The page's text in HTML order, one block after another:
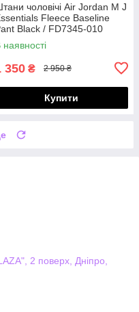
чоловічі Air Jordan M J
Fleece Baseline
Black / FD7345-010
наявності
350 ₴ 2 950 ₴
Купити
2 поверх, Дніпро,